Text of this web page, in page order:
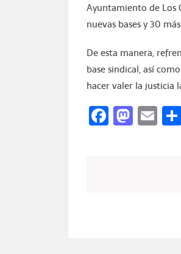
Ayuntamiento de Los
nuevas bases y 30
De esta manera,
base sindical, así
hacer valer la justicia
Facebook